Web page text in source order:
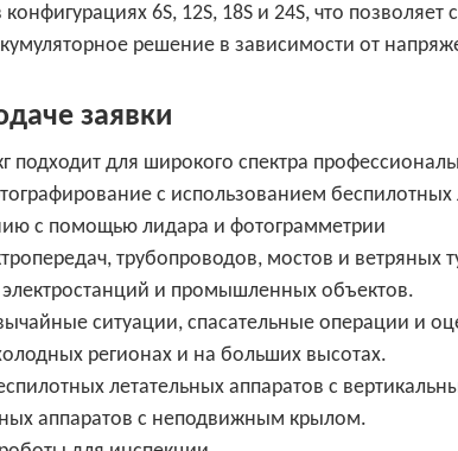
6S, 12S, 18S и 24S, что
решение в зависимости от
заявки
подходит для широкого спектра
с использованием беспилотных
с помощью лидара и фотограмметрии
трубопроводов, мостов и ветряных
и промышленных объектов.
ситуации, спасательные операции и
регионах и на больших высотах.
летательных аппаратов с
аппаратов с неподвижным крылом.